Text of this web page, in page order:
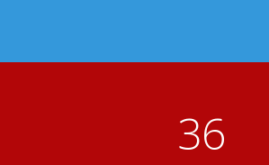
40